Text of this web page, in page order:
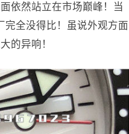
依然站立在市场巅峰！当
完全没得比！虽说外观方面
的异响！